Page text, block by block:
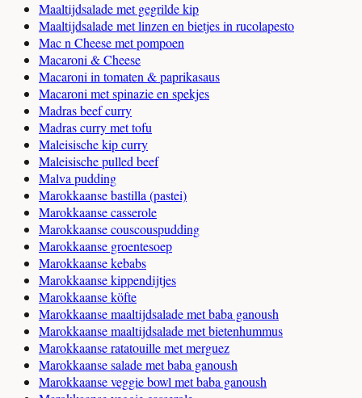
Maaltijdsalade met gegrilde kip
Maaltijdsalade met linzen en bietjes in rucolapesto
Mac n Cheese met pompoen
Macaroni & Cheese
Macaroni in tomaten & paprikasaus
Macaroni met spinazie en spekjes
Madras beef curry
Madras curry met tofu
Maleisische kip curry
Maleisische pulled beef
Malva pudding
Marokkaanse bastilla (pastei)
Marokkaanse casserole
Marokkaanse couscouspudding
Marokkaanse groentesoep
Marokkaanse kebabs
Marokkaanse kippendijtjes
Marokkaanse köfte
Marokkaanse maaltijdsalade met baba ganoush
Marokkaanse maaltijdsalade met bietenhummus
Marokkaanse ratatouille met merguez
Marokkaanse salade met baba ganoush
Marokkaanse veggie bowl met baba ganoush